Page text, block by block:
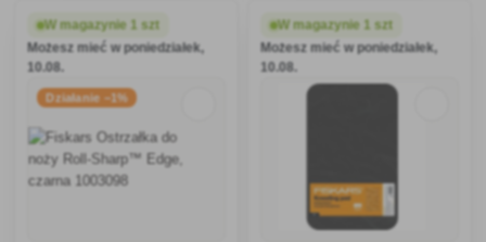
W magazynie 1 szt
Możesz mieć w poniedziałek,
10.08.
Działanie −1%
W magazynie 1 szt
Możesz mieć w poniedziałek,
10.08.